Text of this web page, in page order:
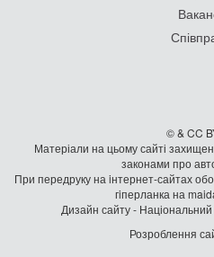
© & CC
Матеріали на цьому сайті
законами про
При передруку на iнтернет-сайтах
гiперланка на
Дизайн сайту - Національний
Розроблення